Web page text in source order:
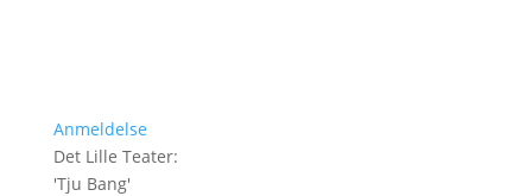
Anmeldelse
Det Lille Teater:
'Tju Bang'